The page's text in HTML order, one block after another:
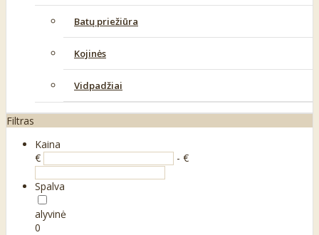
Batų priežiūra
Kojinės
Vidpadžiai
Filtras
Kaina
€
- €
Spalva
alyvinė
0